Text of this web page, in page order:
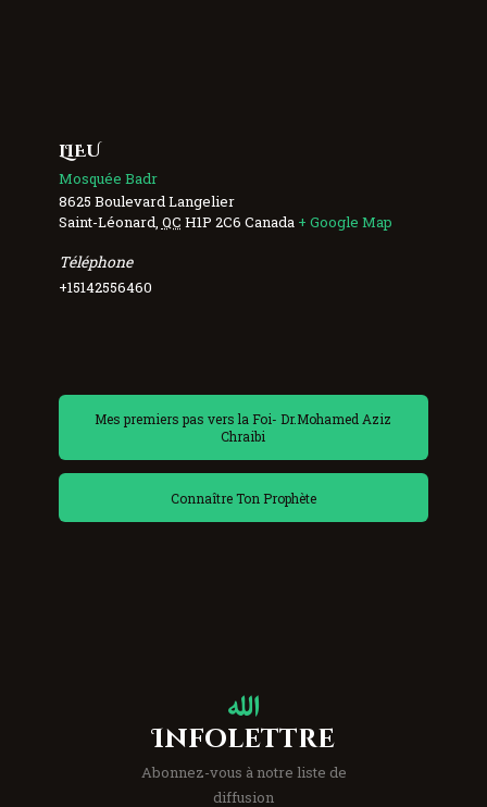
LIEU
Mosquée Badr
8625 Boulevard Langelier
Saint-Léonard QC H1P 2C6 Canada + Google Map
Téléphone
+15142556460
Mes premiers pas vers la Foi- Dr.Mohamed Aziz
Chraibi
Connaître Ton Prophète
Infolettre
Abonnez-vous à notre liste de
diffusion